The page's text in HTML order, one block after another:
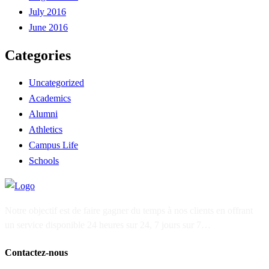
July 2016
June 2016
Categories
Uncategorized
Academics
Alumni
Athletics
Campus Life
Schools
Contactez-nous